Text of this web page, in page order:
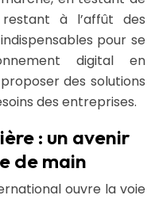
à l’affût des
pour se
digital en
des solutions
des entreprises.
: un avenir
de main
ouvre la voie